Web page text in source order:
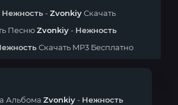
Нежность-ZvonkiyСкачать
ПеснюZvonkiy- Нежность
Скачать MP3 Бесплатно
Альбома Zvonkiy- Нежность